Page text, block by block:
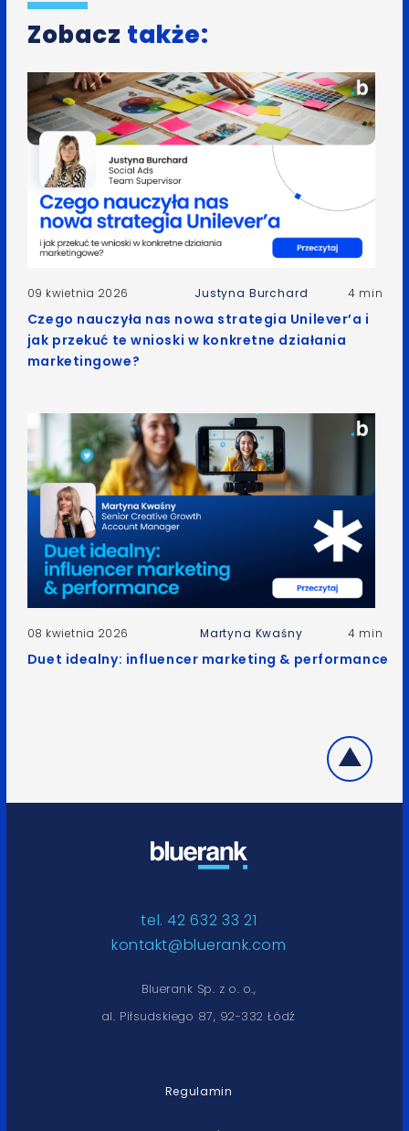
Zobacz także:
09 kwietnia 2026 Justyna Burchard 4 min
Czego nauczyła nas nowa strategia Unilever’a i
jak przekuć te wnioski w konkretne działania
marketingowe?
08 kwietnia 2026 Martyna Kwaśny 4 min
Duet idealny: influencer marketing & performance
tel. 42 632 33 21
kontakt@bluerank.com
Bluerank Sp. z o. o.,
al. Piłsudskiego 87, 92-332 Łódź
Regulamin